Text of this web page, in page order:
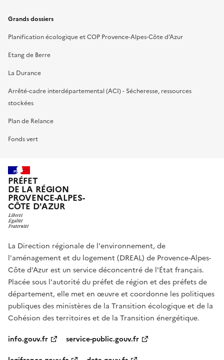
Grands dossiers
Planification écologique et COP Provence-Alpes-Côte d’Azur
Etang de Berre
La Durance
Arrêté-cadre interdépartemental (ACI) - Sécheresse, ressources
stockées
Plan de Relance
Fonds vert
PRÉFET
DE LA RÉGION
PROVENCE-ALPES-
CÔTE D'AZUR
La Direction régionale de l'environnement, de
l'aménagement et du logement (DREAL) de Provence-Alpes-
Côte d'Azur est un service déconcentré de l'État français.
Placée sous l'autorité du préfet de région et des préfets de
département, elle met en œuvre et coordonne les politiques
publiques des ministères de la Transition écologique et de la
Cohésion des territoires et de la Transition énergétique.
info.gouv.fr
service-public.gouv.fr